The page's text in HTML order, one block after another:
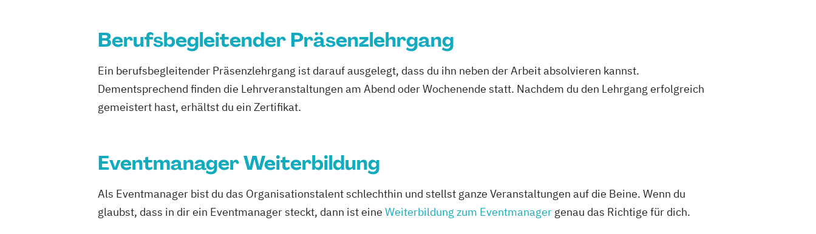
Berufsbegleitender Präsenzlehrgang
Ein berufsbegleitender Präsenzlehrgang ist darauf ausgelegt, dass du ihn neben der Arbeit absolvieren kannst.
Dementsprechend finden die Lehrveranstaltungen am Abend oder Wochenende statt. Nachdem du den Lehrgang erfolgreich
gemeistert hast, erhältst du ein Zertifikat.
Eventmanager Weiterbildung
Als Eventmanager bist du das Organisationstalent schlechthin und stellst ganze Veranstaltungen auf die Beine. Wenn du
glaubst, dass in dir ein Eventmanager steckt, dann ist eine Weiterbildung zum Eventmanager genau das Richtige für dich.